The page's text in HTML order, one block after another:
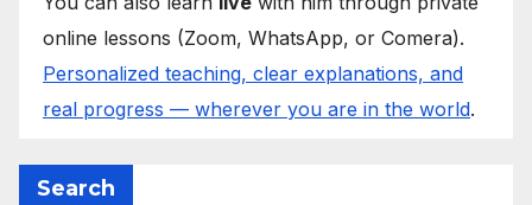
online lessons (Zoom, WhatsApp, or Comera).
Personalized teaching, clear explanations, and
real progress — wherever you are in the world.
Search